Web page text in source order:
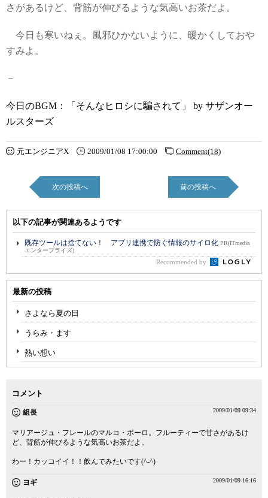
さがあるけど、背筋が伸びるような気高いお茶だよ。
今日も寒いねぇ。風邪ひかないように、暖かくしておや
すみよ。
－
今日のBGM：「そんなヒロシに騙されて」 by サザンオー
ルスターズ
元エンジニアX 2009/01/08 17:00:00 Comment(18)
次の投稿へ 前の投稿へ
以下の記事が関連あるようです
既存ツールは捨てない！ アプリ連携で防ぐ情報のサイロ化 PR(ITmedia
エンタープライズ)
Recommended by
最新の投稿
さよなら夏の日
うらみ・ます
熱い想い
コメント
組長 2009/01/09 09:34
マリアージュ・フレールのマルコ・ポーロ。フルーティーで甘さがあるけ
ど、背筋が伸びるような気高いお茶だよ。
わー！カッコイイ！！飲んでみたいです(^-^)
ヨギ 2009/01/09 16:16